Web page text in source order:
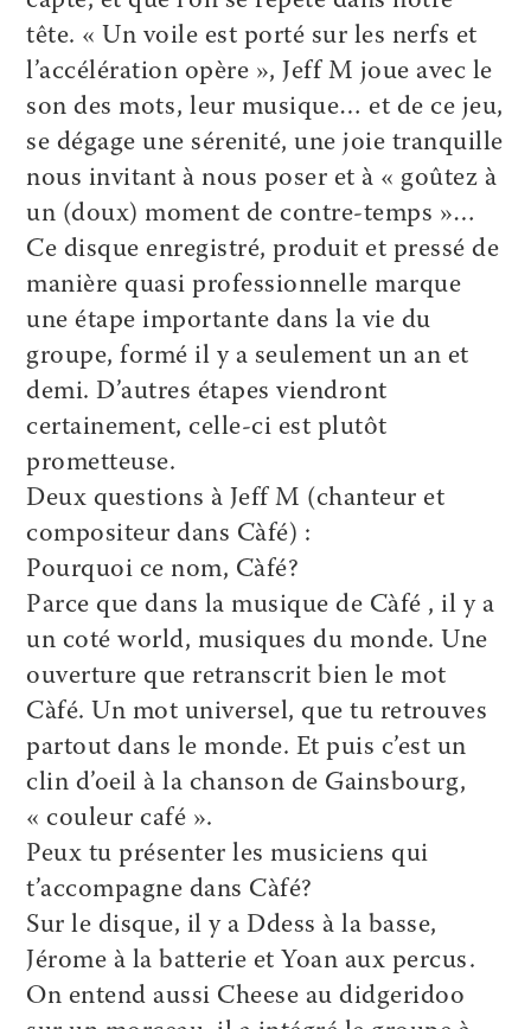
tête. « Un voile est porté sur les nerfs et
l’accélération opère », Jeff M joue avec le
son des mots, leur musique… et de ce jeu,
se dégage une sérenité, une joie tranquille
nous invitant à nous poser et à « goûtez à
un (doux) moment de contre-temps »…
Ce disque enregistré, produit et pressé de
manière quasi professionnelle marque
une étape importante dans la vie du
groupe, formé il y a seulement un an et
demi. D’autres étapes viendront
certainement, celle-ci est plutôt
prometteuse.
Deux questions à Jeff M (chanteur et
compositeur dans Càfé) :
Pourquoi ce nom, Càfé?
Parce que dans la musique de Càfé , il y a
un coté world, musiques du monde. Une
ouverture que retranscrit bien le mot
Càfé. Un mot universel, que tu retrouves
partout dans le monde. Et puis c’est un
clin d’oeil à la chanson de Gainsbourg,
« couleur café ».
Peux tu présenter les musiciens qui
t’accompagne dans Càfé?
Sur le disque, il y a Ddess à la basse,
Jérome à la batterie et Yoan aux percus.
On entend aussi Cheese au didgeridoo